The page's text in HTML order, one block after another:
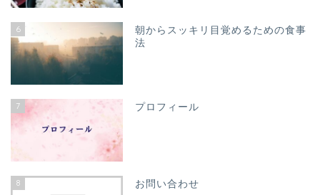
6
朝からスッキリ目覚めるための食事
法
7 プロフィール
8 お問い合わせ